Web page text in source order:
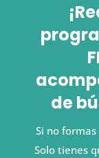
de
Si no
Solo tienes